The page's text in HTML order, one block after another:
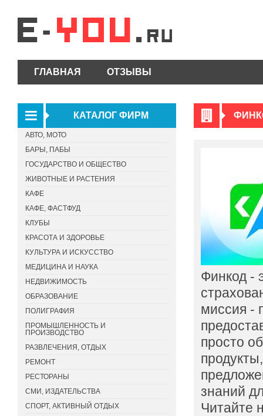
ГЛАВНАЯ ОТЗЫВЫ
Финкод -
миссия -
просто
знаний
Читайте
КАТАЛОГ ФИРМ
АВТО, МОТО
БАРЫ, ПАБЫ
ГОСУДАРСТВО И ОБЩЕСТВО
ЖИВОТНЫЕ И РАСТЕНИЯ
КАФЕ
КАФЕ, ФАСТФУД
КЛУБЫ
КРАСОТА И ЗДОРОВЬЕ
КУЛЬТУРА И ИСКУССТВО
МЕДИЦИНА И НАУКА
НЕДВИЖИМОСТЬ
ОБРАЗОВАНИЕ
ПОЛИГРАФИЯ
ПРОМЫШЛЕННОСТЬ И
ПРОИЗВОДСТВО
РАЗВЛЕЧЕНИЯ, ОТДЫХ
РЕМОНТ
РЕСТОРАНЫ
СМИ, ИЗДАТЕЛЬСТВА
СПОРТ, АКТИВНЫЙ ОТДЫХ